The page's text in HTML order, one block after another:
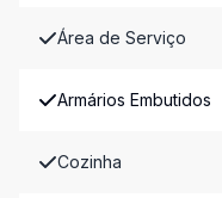
Área de Serviço
Armários Embutidos
Cozinha